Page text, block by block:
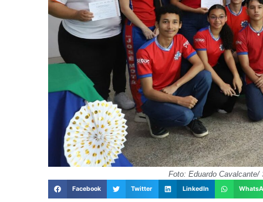
Foto: Eduardo
Facebook Twitter LinkedIn